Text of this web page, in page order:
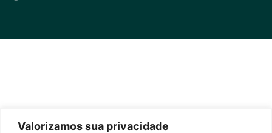
Valorizamos sua privacidade